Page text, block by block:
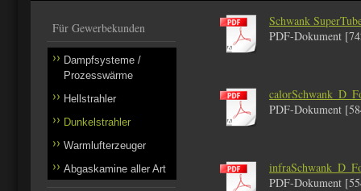
Für Gewerbekunden
Dampfsysteme /
Prozesswärme
Hellstrahler
Dunkelstrahler
Warmlufterzeuger
Abgaskamine aller Art
Schwank
PDF-Dokument
PDF-Dokument
PDF-Dokument